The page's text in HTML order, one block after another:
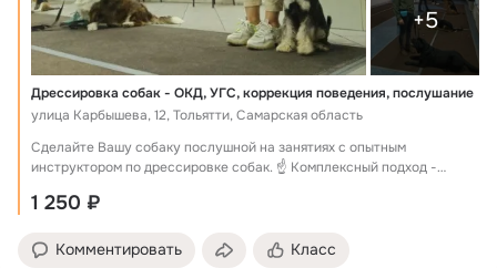
+5
Дрессировка собак - ОКД, УГС, коррекция поведения, послушание
улица Карбышева, 12, Тольятти, Самарская область
Сделайте Вашу собаку послушной на занятиях с опытным
инструктором по дрессировке собак. ☝ Комплексный подход -
1 250 ₽
Комментировать Класс